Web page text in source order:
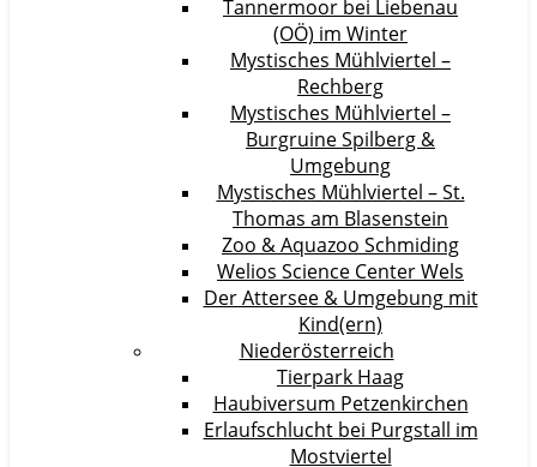
Tannermoor bei Liebenau
(OÖ) im Winter
Mystisches Mühlviertel –
Rechberg
Mystisches Mühlviertel –
Burgruine Spilberg &
Umgebung
Mystisches Mühlviertel – St.
Thomas am Blasenstein
Zoo & Aquazoo Schmiding
Welios Science Center Wels
Der Attersee & Umgebung mit
Kind(ern)
Niederösterreich
Tierpark Haag
Haubiversum Petzenkirchen
Erlaufschlucht bei Purgstall im
Mostviertel